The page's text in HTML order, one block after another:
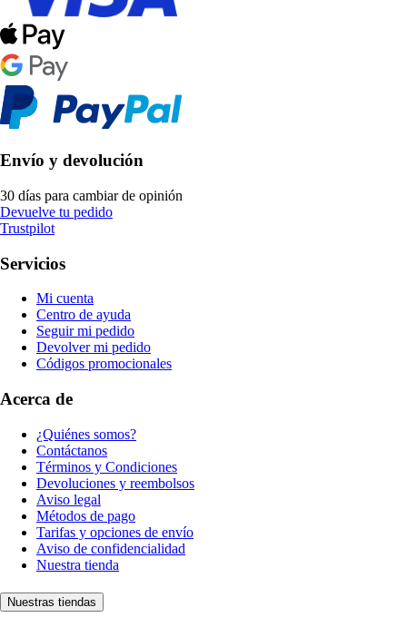
Envío y devolución
30 días para cambiar de opinión
Devuelve tu pedido
Trustpilot
Servicios
Mi cuenta
Centro de ayuda
Seguir mi pedido
Devolver mi pedido
Códigos promocionales
Acerca de
¿Quiénes somos?
Contáctanos
Términos y Condiciones
Devoluciones y reembolsos
Aviso legal
Métodos de pago
Tarifas y opciones de envío
Aviso de confidencialidad
Nuestra tienda
Nuestras tiendas